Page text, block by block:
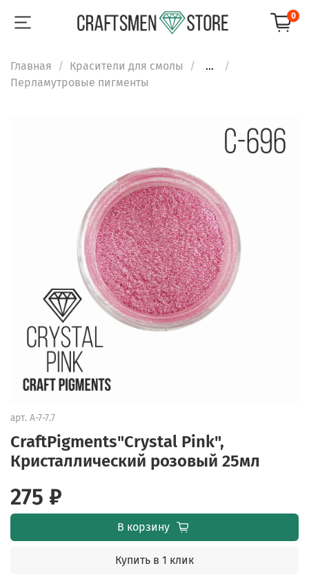
0
Главная Красители для смолы
...
Перламутровые пигменты
арт. A-7-7.7
CraftPigments"Crystal Pink",
Кристаллический розовый 25мл
275 ₽
В корзину
Купить в 1 клик